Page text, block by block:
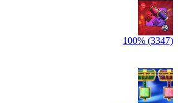
100% (3347)